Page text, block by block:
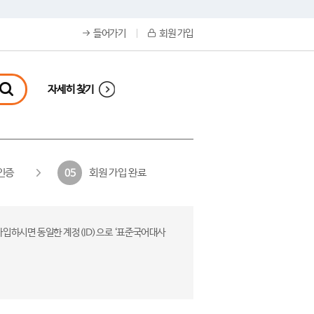
들어가기 회원 가입
자세히 찾기
증 05 회원 가입 완료
하시면 동일한 계정(ID)으로 ‘표준국어대사